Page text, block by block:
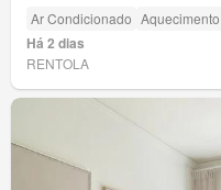
Ar Condicionado Aquecimento
Há 2 dias
RENTOLA